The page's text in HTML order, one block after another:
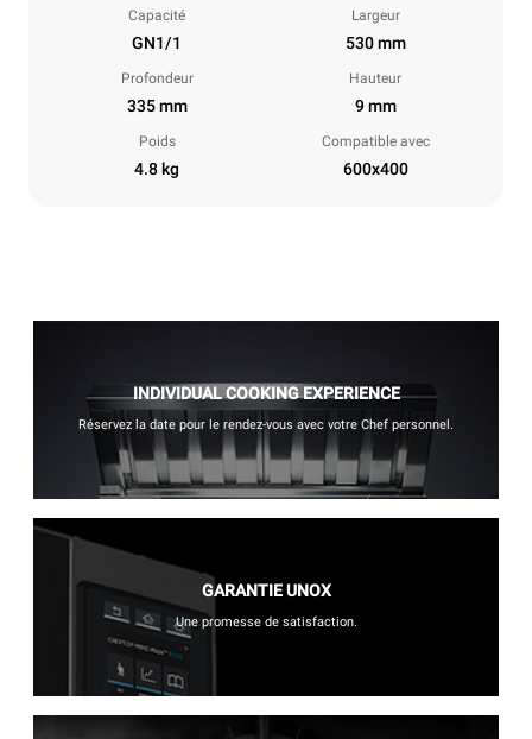
Capacité
GN1/1
Largeur
530 mm
Profondeur
335 mm
Hauteur
9 mm
Poids
4.8 kg
Compatible avec
600x400
INDIVIDUAL COOKING EXPERIENCE
Réservez la date pour le rendez-vous avec votre Chef personnel.
GARANTIE UNOX
Une promesse de satisfaction.